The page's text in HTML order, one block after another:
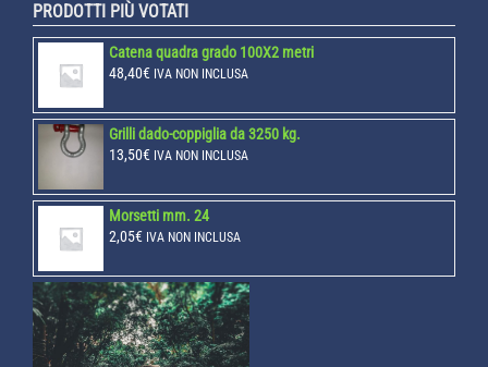
PRODOTTI PIÙ VOTATI
Catena quadra grado 100X2 metri
48,40€ IVA NON INCLUSA
Grilli dado-coppiglia da 3250 kg.
13,50€ IVA NON INCLUSA
Morsetti mm. 24
2,05€ IVA NON INCLUSA